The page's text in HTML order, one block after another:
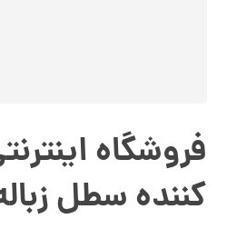
فروشگاه
کننده سطل